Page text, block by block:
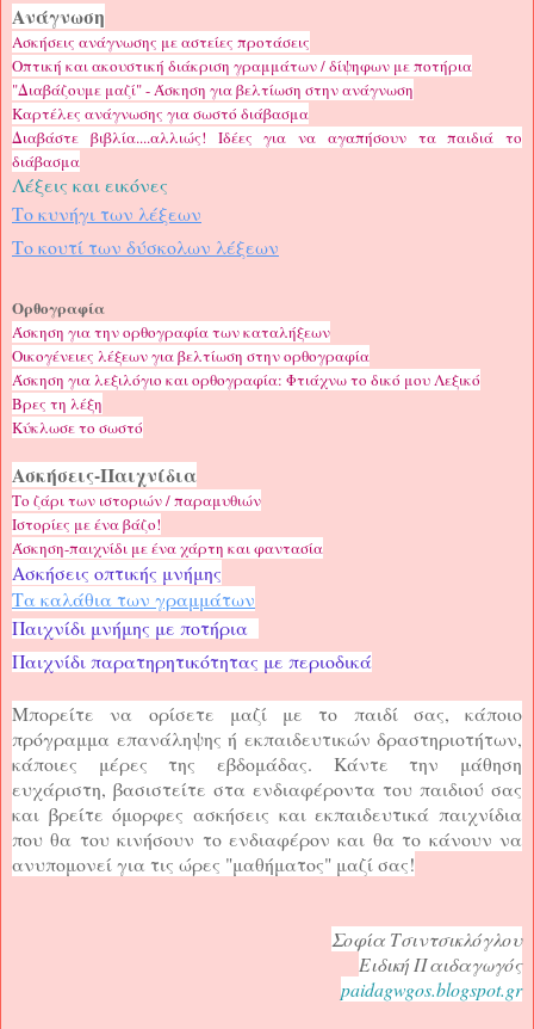
Ανάγνωση
Ασκήσεις ανάγνωσης με αστείες προτάσεις
Οπτική και ακουστική διάκριση γραμμάτων / δίψηφων με ποτήρια
"Διαβάζουμε μαζί" - Άσκηση για βελτίωση στην ανάγνωση
Καρτέλες ανάγνωσης για σωστό διάβασμα
Διαβάστε βιβλία....αλλιώς! Ιδέες για να αγαπήσουν τα παιδιά το
διάβασμα
Λέξεις και εικόνες
Το κυνήγι των λέξεων
Το κουτί των δύσκολων λέξεων
Ορθογραφία
Άσκηση για την ορθογραφία των καταλήξεων
Οικογένειες λέξεων για βελτίωση στην ορθογραφία
Άσκηση για λεξιλόγιο και ορθογραφία: Φτιάχνω το δικό μου Λεξικό
Βρες τη λέξη
Κύκλωσε το σωστό
Ασκήσεις-Παιχνίδια
Το ζάρι των ιστοριών / παραμυθιών
Ιστορίες με ένα βάζο!
Άσκηση-παιχνίδι με ένα χάρτη και φαντασία
Ασκήσεις οπτικής μνήμης
Τα καλάθια των γραμμάτων
Παιχνίδι μνήμης με ποτήρια
Παιχνίδι παρατηρητικότητας με περιοδικά
Μπορείτε να ορίσετε μαζί με το παιδί σας, κάποιο
πρόγραμμα επανάληψης ή εκπαιδευτικών δραστηριοτήτων,
κάποιες μέρες της εβδομάδας. Κάντε την μάθηση
ευχάριστη, βασιστείτε στα ενδιαφέροντα του παιδιού σας
και βρείτε όμορφες ασκήσεις και εκπαιδευτικά παιχνίδια
που θα του κινήσουν το ενδιαφέρον και θα το κάνουν να
ανυπομονεί για τις ώρες "μαθήματος" μαζί σας!
Σοφία Τσιντσικλόγλου
Ειδική Παιδαγωγός
paidagwgos.blogspot.gr